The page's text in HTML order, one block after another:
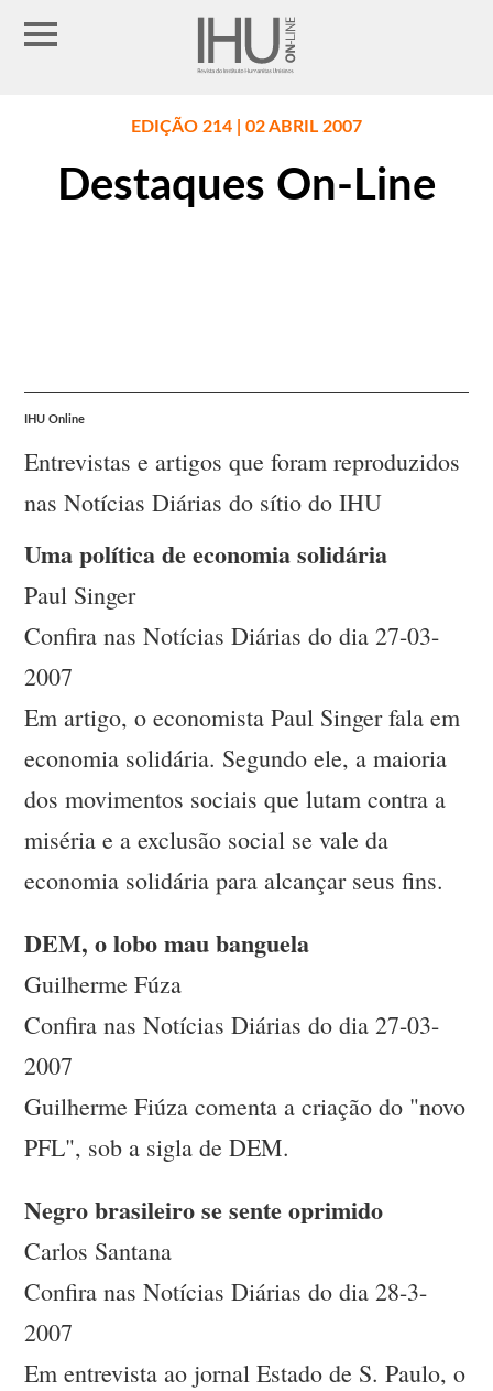
EDIÇÃO 214 | 02 ABRIL 2007
Destaques On-Line
IHU Online
Entrevistas e artigos que foram reproduzidos
nas Notícias Diárias do sítio do IHU
Uma política de economia solidária
Paul Singer
Confira nas Notícias Diárias do dia 27-03-
2007
Em artigo, o economista Paul Singer fala em
economia solidária. Segundo ele, a maioria
dos movimentos sociais que lutam contra a
miséria e a exclusão social se vale da
economia solidária para alcançar seus fins.
DEM, o lobo mau banguela
Guilherme Fúza
Confira nas Notícias Diárias do dia 27-03-
2007
Guilherme Fiúza comenta a criação do "novo
PFL", sob a sigla de DEM.
Negro brasileiro se sente oprimido
Carlos Santana
Confira nas Notícias Diárias do dia 28-3-
2007
Em entrevista ao jornal Estado de S. Paulo, o